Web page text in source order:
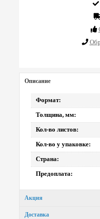
Описание
Формат:
Толщина, мм:
Кол-во листов:
Кол-во у упаковке:
Страна:
Предоплата:
Акция
Доставка